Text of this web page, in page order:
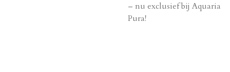
– nu exclusief bij Aquaria
Pura!